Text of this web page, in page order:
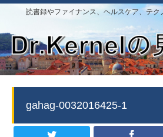
読書録やファイナンス、ヘルスケア、テク
gahag-0032016425-1